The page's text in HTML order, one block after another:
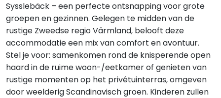
Sysslebäck – een perfecte ontsnapping voor grote
groepen en gezinnen. Gelegen te midden van de
rustige Zweedse regio Värmland, belooft deze
accommodatie een mix van comfort en avontuur.
Stel je voor: samenkomen rond de knisperende open
haard in de ruime woon-/eetkamer of genieten van
rustige momenten op het privétuinterras, omgeven
door weelderig Scandinavisch groen. Kinderen zullen